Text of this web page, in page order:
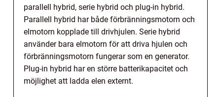
parallell hybrid, serie hybrid och plug-in hybrid.
Parallell hybrid har både förbränningsmotorn och
elmotorn kopplade till drivhjulen. Serie hybrid
använder bara elmotorn för att driva hjulen och
förbränningsmotorn fungerar som en generator.
Plug-in hybrid har en större batterikapacitet och
möjlighet att ladda elen externt.